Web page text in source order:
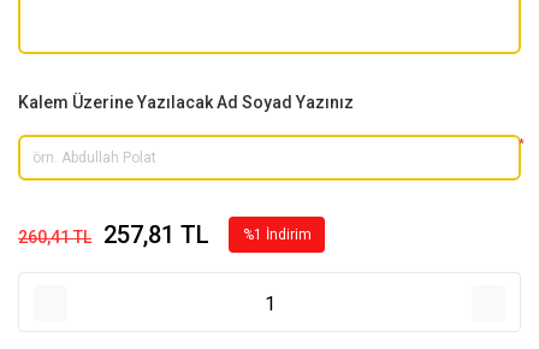
Kalem Üzerine Yazılacak Ad Soyad Yazınız
*
260,41 TL 257,81 TL %1 İndirim